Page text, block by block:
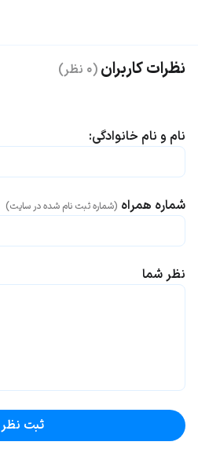
نظرات کاربران (۰ نظر)
نام و نام خانوادگی:
شماره همراه (شماره ثبت نام شده در سایت)
نظر شما
ثبت نظر